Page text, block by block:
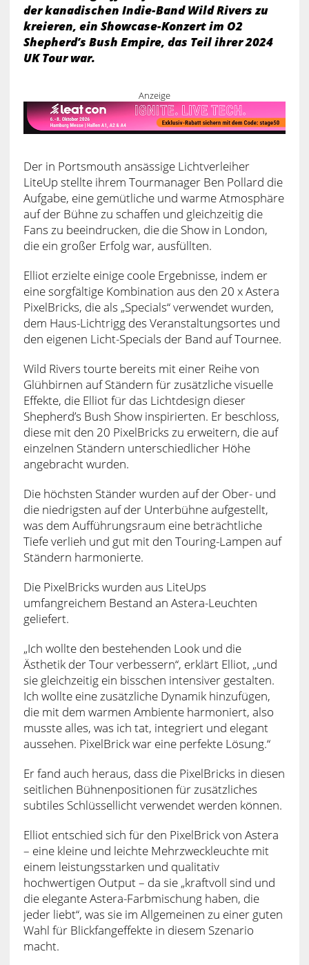
der kanadischen Indie-Band Wild Rivers zu
kreieren, ein Showcase-Konzert im O2
Shepherd’s Bush Empire, das Teil ihrer 2024
UK Tour war.
Anzeige
Der in Portsmouth ansässige Lichtverleiher
LiteUp stellte ihrem Tourmanager Ben Pollard die
Aufgabe, eine gemütliche und warme Atmosphäre
auf der Bühne zu schaffen und gleichzeitig die
Fans zu beeindrucken, die die Show in London,
die ein großer Erfolg war, ausfüllten.
Elliot erzielte einige coole Ergebnisse, indem er
eine sorgfältige Kombination aus den 20 x Astera
PixelBricks, die als „Specials“ verwendet wurden,
dem Haus-Lichtrigg des Veranstaltungsortes und
den eigenen Licht-Specials der Band auf Tournee.
Wild Rivers tourte bereits mit einer Reihe von
Glühbirnen auf Ständern für zusätzliche visuelle
Effekte, die Elliot für das Lichtdesign dieser
Shepherd’s Bush Show inspirierten. Er beschloss,
diese mit den 20 PixelBricks zu erweitern, die auf
einzelnen Ständern unterschiedlicher Höhe
angebracht wurden.
Die höchsten Ständer wurden auf der Ober- und
die niedrigsten auf der Unterbühne aufgestellt,
was dem Aufführungsraum eine beträchtliche
Tiefe verlieh und gut mit den Touring-Lampen auf
Ständern harmonierte.
Die PixelBricks wurden aus LiteUps
umfangreichem Bestand an Astera-Leuchten
geliefert.
„Ich wollte den bestehenden Look und die
Ästhetik der Tour verbessern“, erklärt Elliot, „und
sie gleichzeitig ein bisschen intensiver gestalten.
Ich wollte eine zusätzliche Dynamik hinzufügen,
die mit dem warmen Ambiente harmoniert, also
musste alles, was ich tat, integriert und elegant
aussehen. PixelBrick war eine perfekte Lösung.“
Er fand auch heraus, dass die PixelBricks in diesen
seitlichen Bühnenpositionen für zusätzliches
subtiles Schlüssellicht verwendet werden können.
Elliot entschied sich für den PixelBrick von Astera
– eine kleine und leichte Mehrzweckleuchte mit
einem leistungsstarken und qualitativ
hochwertigen Output – da sie „kraftvoll sind und
die elegante Astera-Farbmischung haben, die
jeder liebt“, was sie im Allgemeinen zu einer guten
Wahl für Blickfangeffekte in diesem Szenario
macht.